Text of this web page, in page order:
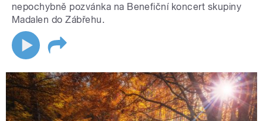
nepochybně pozvánka na Benefiční koncert skupiny
Madalen do Zábřehu.